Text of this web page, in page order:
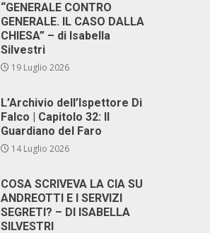
“GENERALE CONTRO
GENERALE. IL CASO DALLA
CHIESA” – di Isabella
Silvestri
19 Luglio 2026
L’Archivio dell’Ispettore Di
Falco | Capitolo 32: Il
Guardiano del Faro
14 Luglio 2026
COSA SCRIVEVA LA CIA SU
ANDREOTTI E I SERVIZI
SEGRETI? – DI ISABELLA
SILVESTRI